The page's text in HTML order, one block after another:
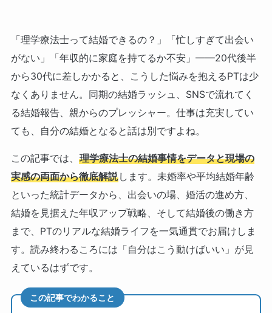
「理学療法士って結婚できるの？」「忙しすぎて出会い
がない」「年収的に家庭を持てるか不安」——20代後半
から30代に差しかかると、こうした悩みを抱えるPTは少
なくありません。同期の結婚ラッシュ、SNSで流れてく
る結婚報告、親からのプレッシャー。仕事は充実してい
ても、自分の結婚となると話は別ですよね。
この記事では、 理学療法士の結婚事情をデータと現場の
実感の両面から徹底解説します。未婚率や平均結婚年齢
といった統計データから、出会いの場、婚活の進め方、
結婚を見据えた年収アップ戦略、そして結婚後の働き方
まで、PTのリアルな結婚ライフを一気通貫でお届けしま
す。読み終わるころには「自分はこう動けばいい」が見
えているはずです。
この記事でわかること